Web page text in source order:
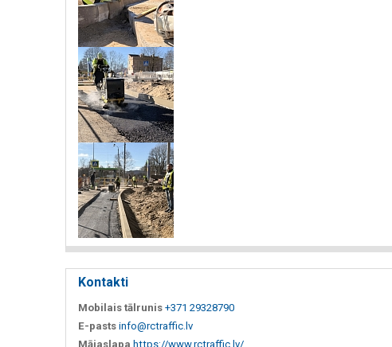
Kontakti
Mobilais tālrunis +371 29328790
E-pasts info@rctraffic.lv
Mājaslapa https://www.rctraffic.lv/